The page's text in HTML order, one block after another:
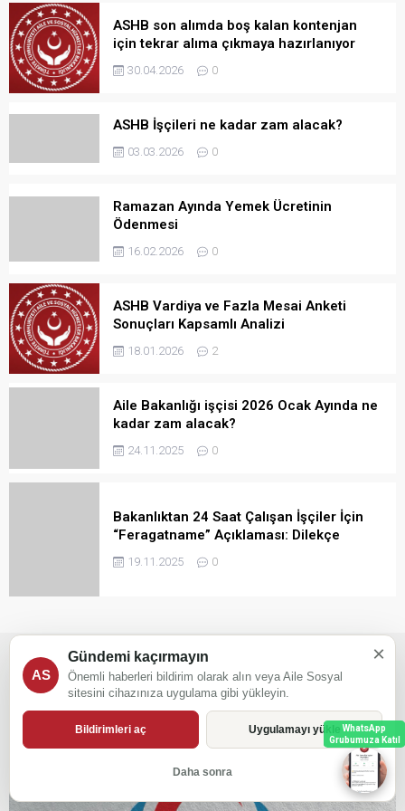
WhatsApp
Grubumuza Katıl
ASHB son alımda boş kalan kontenjan
için tekrar alıma çıkmaya hazırlanıyor
30.04.2026 0
ASHB İşçileri ne kadar zam alacak?
03.03.2026 0
Ramazan Ayında Yemek Ücretinin
Ödenmesi
16.02.2026 0
ASHB Vardiya ve Fazla Mesai Anketi
Sonuçları Kapsamlı Analizi
18.01.2026 2
Aile Bakanlığı işçisi 2026 Ocak Ayında ne
kadar zam alacak?
24.11.2025 0
Bakanlıktan 24 Saat Çalışan İşçiler İçin
“Feragatname” Açıklaması: Dilekçe
Zorunlu Değil
19.11.2025 0
Kamu Çerçeve Protokolü Toplu İş Sözleşmesi
×
AS
Gündemi kaçırmayın
Önemli haberleri bildirim olarak alın veya Aile Sosyal
sitesini cihazınıza uygulama gibi yükleyin.
Bildirimleri aç Uygulamayı yükle
Daha sonra